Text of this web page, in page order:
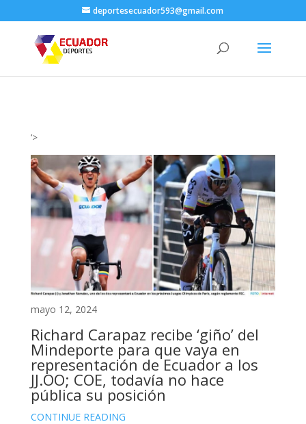
deportesecuador593@gmail.com
‘>
mayo 12, 2024
Richard Carapaz recibe ‘giño’ del
Mindeporte para que vaya en
representación de Ecuador a los
JJ.OO; COE, todavía no hace
pública su posición
CONTINUE READING